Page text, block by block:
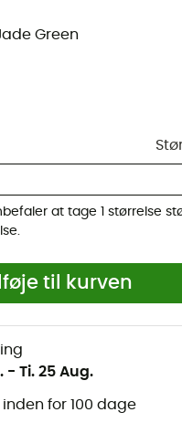
Green
at tage 1 størrelse
til kurven
- Ti. 25 Aug.
for 100 dage
Giro Hjelme
Hundeseler
Altra Sko
Buff Halsedisse